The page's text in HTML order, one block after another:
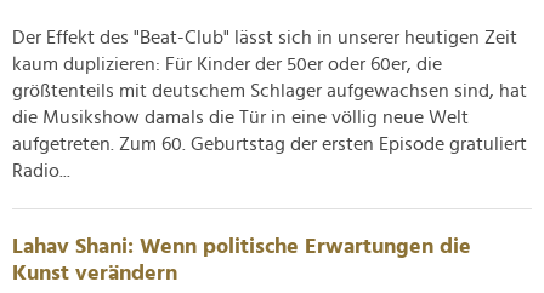
Der Effekt des "Beat-Club" lässt sich in unserer heutigen Zeit
kaum duplizieren: Für Kinder der 50er oder 60er, die
größtenteils mit deutschem Schlager aufgewachsen sind, hat
die Musikshow damals die Tür in eine völlig neue Welt
aufgetreten. Zum 60. Geburtstag der ersten Episode gratuliert
Radio...
Lahav Shani: Wenn politische Erwartungen die
Kunst verändern